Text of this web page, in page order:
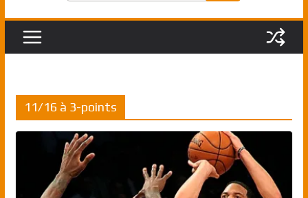
Rudy Gobert, deuxième Français élu
11/16 à 3-points